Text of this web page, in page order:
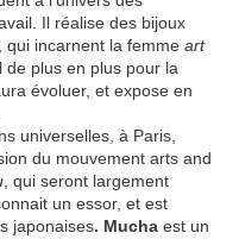
Il réalise des bijoux
qui incarnent la femme art
de plus en plus pour la
évoluer, et expose en
universelles, à Paris,
du mouvement arts and
, qui seront largement
un essor, et est
japonaises. Mucha est un